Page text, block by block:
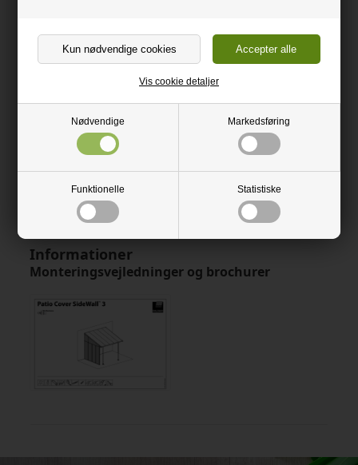
Nødvendige Markedsføring
Funktionelle Statistiske
Vis cookie detaljer
Enkel og nem montage uden brug af specialværktøj.
Dimensioner: L:2570 mm x B:670 mm x H:2600-3050 mm.
Sidevæggen kan monteres på begge sider af
terrasseoverdækningen og passer til alle Feria/Olympia
terrassetage med en dybde på 2950 mm.
Husk at læse montagevejledningen >> klik her.
Informationer
Monteringsvejledninger og brochurer